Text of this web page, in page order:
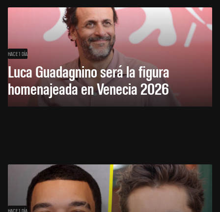
HACE 1 DÍA
Luca Guadagnino será la figura
homenajeada en Venecia 2026
HACE 1 DÍA